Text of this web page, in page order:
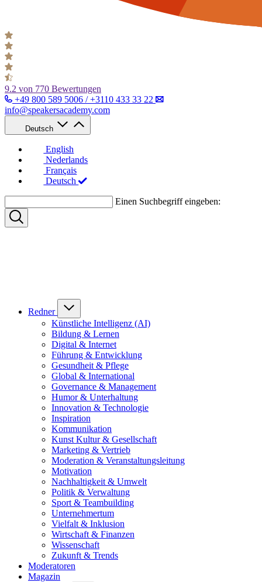
9.2 von 770 Bewertungen
+49 800 589 5006 / +3110 433 33 22
info@speakersacademy.com
Deutsch
English
Nederlands
Français
Deutsch
Einen Suchbegriff eingeben:
Redner
Künstliche Intelligenz (AI)
Bildung & Lernen
Digital & Internet
Führung & Entwicklung
Gesundheit & Pflege
Global & International
Governance & Management
Humor & Unterhaltung
Innovation & Technologie
Inspiration
Kommunikation
Kunst Kultur & Gesellschaft
Marketing & Vertrieb
Moderation & Veranstaltungsleitung
Motivation
Nachhaltigkeit & Umwelt
Politik & Verwaltung
Sport & Teambuilding
Unternehmertum
Vielfalt & Inklusion
Wirtschaft & Finanzen
Wissenschaft
Zukunft & Trends
Moderatoren
Magazin